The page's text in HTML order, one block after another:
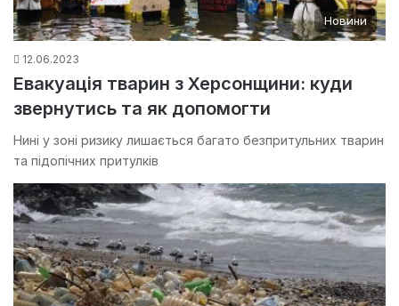
Новини
12.06.2023
Евакуація тварин з Херсонщини: куди
звернутись та як допомогти
Нині у зоні ризику лишається багато безпритульних тварин
та підопічних притулків